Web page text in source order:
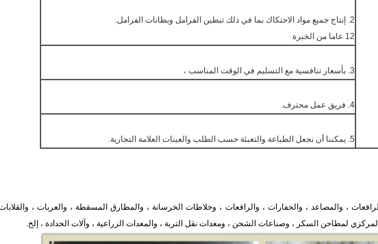
2. إنتاج جميع مواد الاحتكاك بما في ذلك تبطين الفرامل وبطانات الفرامل.
12 عاما من الخبرة
3. بأسعار تنافسية مع التسليم في الوقت المناسب ،
4. فريق عمل محترف.
5. يمكننا أن نجعل الطباعة والتعبئة حسب الطلب والعينات العلامة التجارية.
، والمصاعد ، والحفارات ، والرافعات ، وخلاطات الخرسانة ، والمطارق المسقطة ، والعربات ،
لمطاحن السكر ، وصناعات الشحن ، ومعدات نقل التربة ، والمعدات الزراعية ، وآلات الحدادة ، إلخ.